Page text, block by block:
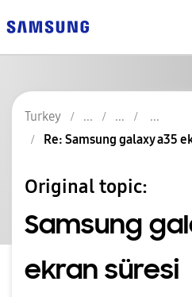
Turkey
Re: Samsung galaxy a35
Original topic:
Samsung
ekran süresi